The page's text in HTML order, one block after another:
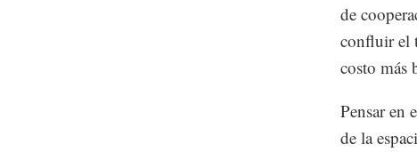
de
confluir el
costo más
Pensar en
de la